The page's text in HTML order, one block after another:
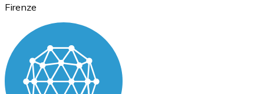
Ethereum
ETH
Firenze